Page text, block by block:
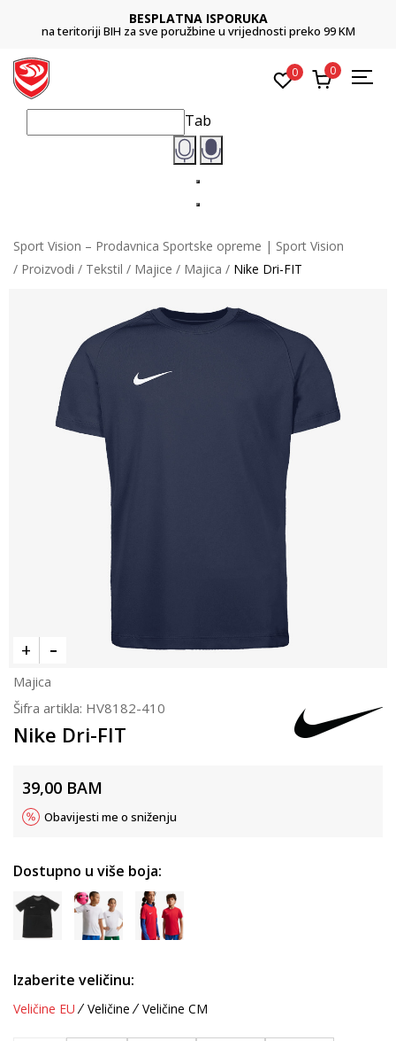
BESPLATNA ISPORUKA
na teritoriji BIH za sve poružbine u vrijednosti preko 99 KM
0 0
Tab
Sport Vision – Prodavnica Sportske opreme | Sport Vision
Proizvodi
Tekstil Majice Majica Nike Dri-FIT
Majica
Šifra artikla: HV8182-410
Nike Dri-FIT
39,00 BAM
Obavijesti me o sniženju
Dostupno u više boja:
Izaberite veličinu:
Veličine EU Veličine Veličine CM